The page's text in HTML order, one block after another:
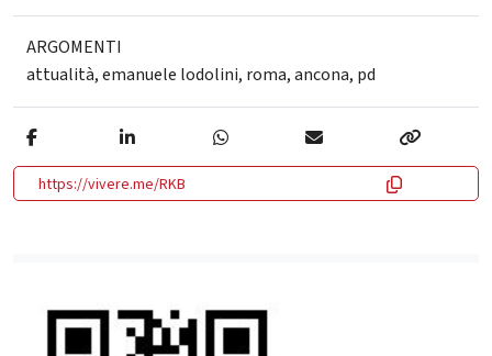
ARGOMENTI
attualità,emanuele lodolini, roma,ancona, pd
https://vivere.me/RKB